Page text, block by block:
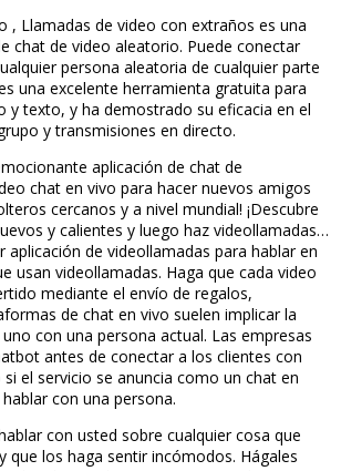
, Llamadas de video con extraños es una
chat de video aleatorio. Puede conectar
persona aleatoria de cualquier parte
una excelente herramienta gratuita para
y texto, y ha demostrado su eficacia en el
y transmisiones en directo.
aplicación de chat de
chat en vivo para hacer nuevos amigos
cercanos y a nivel mundial! ¡Descubre
y calientes y luego haz videollamadas…
aplicación de videollamadas para hablar en
usan videollamadas. Haga que cada video
mediante el envío de regalos,
de chat en vivo suelen implicar la
con una persona actual. Las empresas
antes de conectar a los clientes con
el servicio se anuncia como un chat en
con una persona.
con usted sobre cualquier cosa que
que los haga sentir incómodos. Hágales